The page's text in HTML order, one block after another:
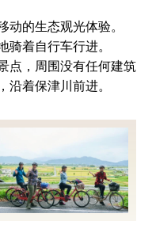
动的生态观光体验。
骑着自行车行进。
点，周围没有任何建筑
沿着保津川前进。